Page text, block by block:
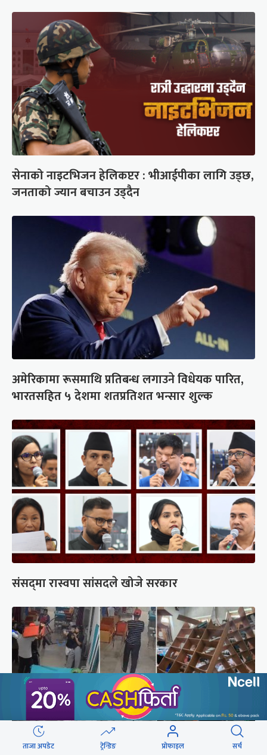
सेनाको नाइटभिजन हेलिकप्टर : भीआईपीका लागि उड्छ,
जनताको ज्यान बचाउन उड्दैन
अमेरिकामा रूसमाथि प्रतिबन्ध लगाउने विधेयक पारित,
भारतसहित ५ देशमा शतप्रतिशत भन्सार शुल्क
संसद्‍मा रास्वपा सांसदले खोजे सरकार
ताजा अपडेट ट्रेन्डिङ प्रोफाइल सर्च